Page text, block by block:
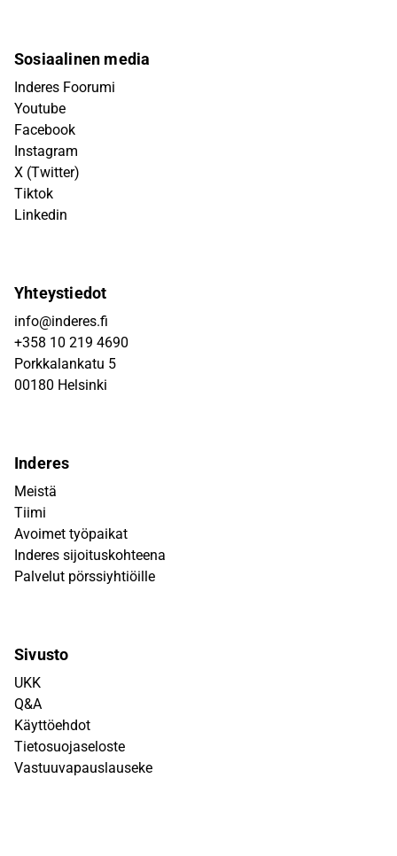
Sosiaalinen media
Inderes Foorumi
Youtube
Facebook
Instagram
X (Twitter)
Tiktok
Linkedin
Yhteystiedot
info@inderes.fi
+358 10 219 4690
Porkkalankatu 5
00180 Helsinki
Inderes
Meistä
Tiimi
Avoimet työpaikat
Inderes sijoituskohteena
Palvelut pörssiyhtiöille
Sivusto
UKK
Q&A
Käyttöehdot
Tietosuojaseloste
Vastuuvapauslauseke